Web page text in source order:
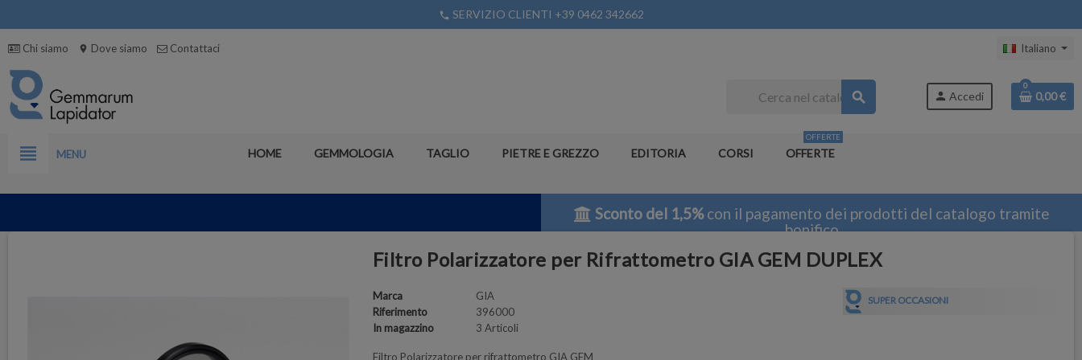
phone SERVIZIO CLIENTI +39 0462 342662
Chi siamo location_on Dove siamo Contattaci Italiano
search person Accedi
0
0,00 €
view_headline MENU HOME GEMMOLOGIA TAGLIO PIETRE E GREZZO EDITORIA CORSI OFFERTE
OFFERTE
Sconto del 1,5%con il pagamento dei prodotti del catalogo tramite
bonifico
Filtro Polarizzatore per Rifrattometro GIA GEM DUPLEX
Marca
GIA
Riferimento
396000
In magazzino
3 Articoli
Filtro Polarizzatore per rifrattometro GIA GEM
SUPER OCCASIONI